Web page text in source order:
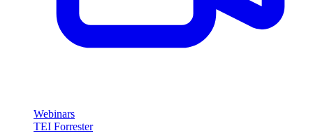
Webinars
TEI Forrester